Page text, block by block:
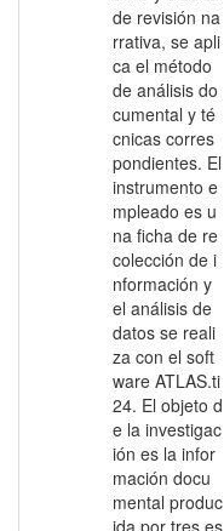
de revisión na
rrativa, se apli
ca el método
de análisis do
cumental y té
cnicas corres
pondientes. El
instrumento e
mpleado es u
na ficha de re
colección de i
nformación y
el análisis de
datos se reali
za con el soft
ware ATLAS.ti
24. El objeto d
e la investigac
ión es la infor
mación docu
mental produc
ida por tres es